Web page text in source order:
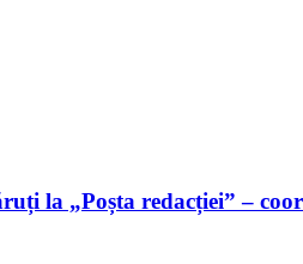
la „Poșta redacției” –